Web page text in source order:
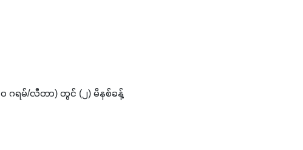
ဂရမ်/လီတာ) တွင် (၂) မိနစ်ခန့်